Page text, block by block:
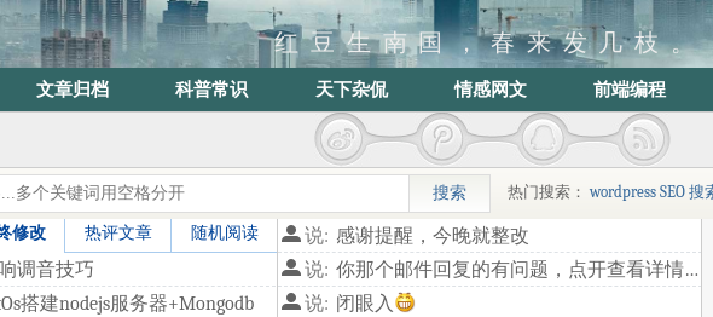
红豆生南国，春来发几枝。
文章归档 科普常识 天下杂侃 情感网文 前端编程
热门搜索：wordpress SEO 搜
修改 热评文章 随机阅读
调音技巧
搭建nodejs服务器+Mongodb
说: 感谢提醒，今晚就整改
说:
你那个邮件回复的有问题，点开查看详情，链接是**/514.html，代码输出有问题，估计后面换到blog目录里面了
说: 闭眼入